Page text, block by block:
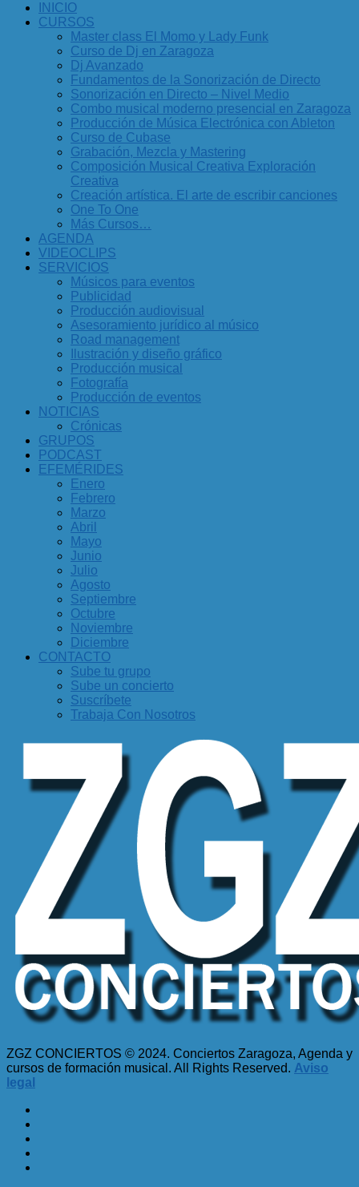
INICIO
CURSOS
Master class El Momo y Lady Funk
Curso de Dj en Zaragoza
Dj Avanzado
Fundamentos de la Sonorización de Directo
Sonorización en Directo – Nivel Medio
Combo musical moderno presencial en Zaragoza
Producción de Música Electrónica con Ableton
Curso de Cubase
Grabación, Mezcla y Mastering
Composición Musical Creativa Exploración
Creativa
Creación artística. El arte de escribir canciones
One To One
Más Cursos…
AGENDA
VIDEOCLIPS
SERVICIOS
Músicos para eventos
Publicidad
Producción audiovisual
Asesoramiento jurídico al músico
Road management
Ilustración y diseño gráfico
Producción musical
Fotografía
Producción de eventos
NOTICIAS
Crónicas
GRUPOS
PODCAST
EFEMÉRIDES
Enero
Febrero
Marzo
Abril
Mayo
Junio
Julio
Agosto
Septiembre
Octubre
Noviembre
Diciembre
CONTACTO
Sube tu grupo
Sube un concierto
Suscríbete
Trabaja Con Nosotros
ZGZ CONCIERTOS © 2024. Conciertos Zaragoza, Agenda y
cursos de formación musical. All Rights Reserved. Aviso
legal